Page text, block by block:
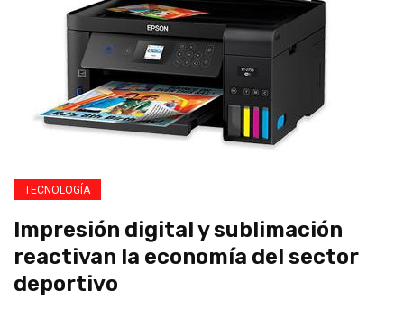
TECNOLOGÍA
Impresión digital y sublimación
reactivan la economía del sector
deportivo